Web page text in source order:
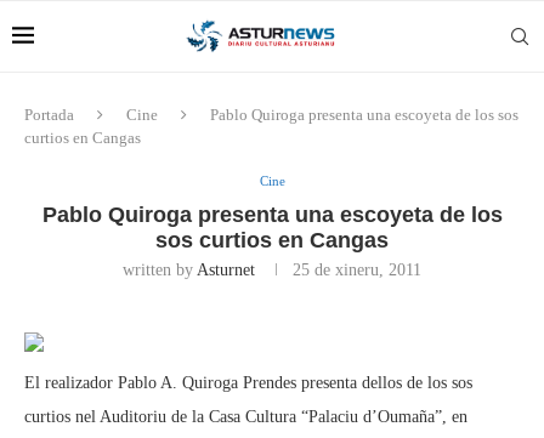
Portada Cine
Pablo Quiroga presenta una escoyeta de los sos
curtios en Cangas
Cine
Pablo Quiroga presenta una escoyeta de los
sos curtios en Cangas
written by Asturnet 25 de xineru, 2011
El realizador Pablo A. Quiroga Prendes presenta dellos de los sos
curtios nel Auditoriu de la Casa Cultura “Palaciu d’Oumaña”, en